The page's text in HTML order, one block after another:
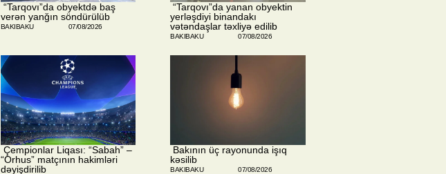
​ “Tarqovı”da obyektdə baş
verən yanğın söndürülüb
BAKIBAKU 07/08/2026
​ “Tarqovı”da yanan obyektin
yerləşdiyi binandakı
vətəndaşlar təxliyə edilib
BAKIBAKU 07/08/2026
​ Çempionlar Liqası: “Sabah” –
“Orhus” matçının hakimləri
dəyişdirilib
​ Bakının üç rayonunda işıq
kəsilib
BAKIBAKU 07/08/2026